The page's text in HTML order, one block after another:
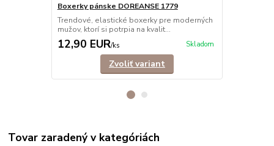
Boxerky pánske DOREANSE 1779
Trendové, elastické boxerky pre moderných
mužov, ktorí si potrpia na kvalit...
12,90 EUR/ks Skladom
Zvoliť variant
Tovar zaradený v kategóriách